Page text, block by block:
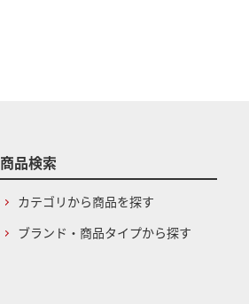
商品検索
カテゴリから商品を探す
ブランド・商品タイプから探す